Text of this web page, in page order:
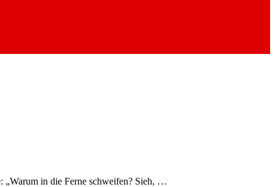
„Warum in die Ferne schweifen? Sieh, …